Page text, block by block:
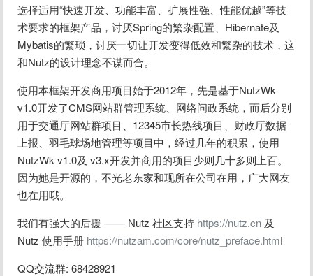
选择适用“快速开发、功能丰富、扩展性强、性能优越”等技
术要求的框架产品，讨厌Spring的繁杂配置、Hibernate及
Mybatis的繁琐，讨厌一切让开发变得低效和繁杂的技术，这
和Nutz的设计理念不谋而合。
使用本框架开发商用项目始于2012年，先是基于NutzWk
v1.0开发了CMS网站群管理系统、网络问政系统，而后分别
用于交通厅网站群项目、12345市长热线项目、财政厅数据
上报、羽毛球场地管理等项目中，经过几年的积累，使用
NutzWk v1.0及 v3.x开发并商用的项目少则几十多则上百。
因为她是开源的，不光老东家和现所在公司在用，广大网友
也在用哦。
我们有强大的后援 —— Nutz 社区支持 https://nutz.cn 及
Nutz 使用手册 https://nutzam.com/core/nutz_preface.html
QQ交流群: 68428921